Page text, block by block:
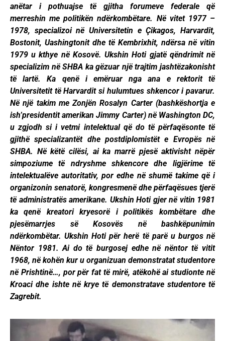
anëtar i pothuajse të gjitha forumeve federale që
merreshin me politikën ndërkombëtare. Në vitet 1977 –
1978, specializoi në Universitetin e Çikagos, Harvardit,
Bostonit, Uashingtonit dhe të Kembrixhit, ndërsa në vitin
1979 u kthye në Kosovë. Ukshin Hoti gjatë qëndrimit në
specializim në SHBA ka gëzuar një trajtim jashtëzakonisht
të lartë. Ka qenë i emëruar nga ana e rektorit të
Universitetit të Harvardit si hulumtues shkencor i pavarur.
Në një takim me Zonjën Rosalyn Carter (bashkëshortja e
ish’presidentit amerikan Jimmy Carter) në Washington DC,
u zgjodh si i vetmi intelektual që do të përfaqësonte të
gjithë specializantët dhe postdiplomistët e Evropës në
SHBA. Në këtë cilësi, ai ka marrë pjesë aktivisht nëpër
simpoziume të ndryshme shkencore dhe ligjërime të
intelektualëve autoritativ, por edhe në shumë takime që i
organizonin senatorë, kongresmenë dhe përfaqësues tjerë
të administratës amerikane. Ukshin Hoti gjer në vitin 1981
ka qenë kreatori kryesorë i politikës kombëtare dhe
pjesëmarrjes së Kosovës në bashkëpunimin
ndërkombëtar. Ukshin Hoti për herë të parë u burgos në
Nëntor 1981. Ai do të burgosej edhe në nëntor të vitit
1968, në kohën kur u organizuan demonstratat studentore
në Prishtinë…, por për fat të mirë, atëkohë ai studionte në
Kroaci dhe ishte në krye të demonstratave studentore të
Zagrebit.